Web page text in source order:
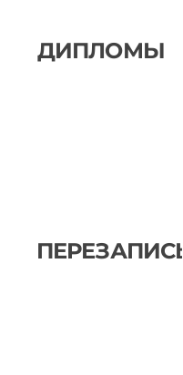
ДИПЛОМЫ
ПЕРЕЗАПИСЬ